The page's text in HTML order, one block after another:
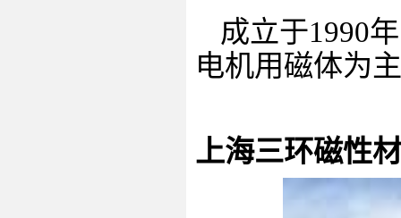
成立于1990
电机用磁体为
上海三环磁性